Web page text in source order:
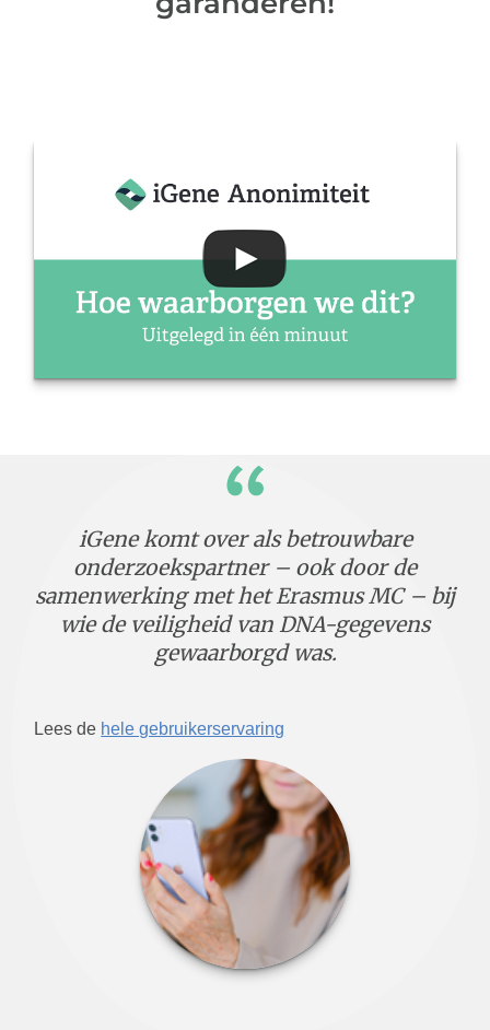
iGene komt over als betrouwbare
onderzoekspartner – ook door de
samenwerking met het Erasmus MC – bij
wie de veiligheid van DNA-gegevens
gewaarborgd was.
Lees de hele gebruikerservaring